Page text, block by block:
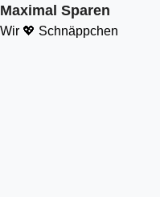
Maximal Sparen
Wir 💖 Schnäppchen